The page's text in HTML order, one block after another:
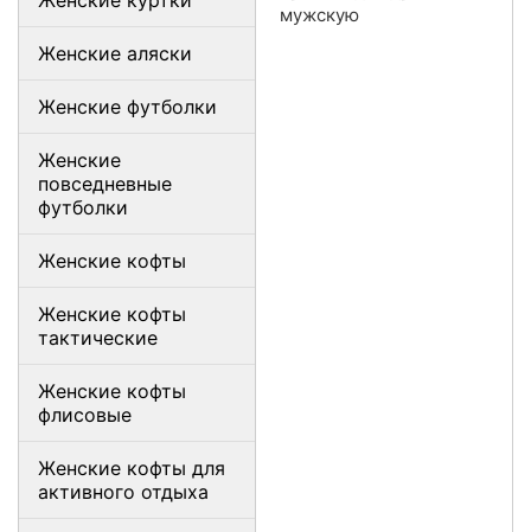
Женские аляски
Женские футболки
Женские
повседневные
футболки
Женские кофты
Женские кофты
тактические
Женские кофты
флисовые
Женские кофты для
активного отдыха
мужскую